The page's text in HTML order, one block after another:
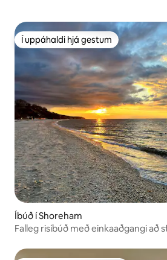
Í uppáhaldi hjá gestum
Í uppáhaldi hjá gestum
Íbúð í Shoreham
Falleg risíbúð með einkaaðgangi að